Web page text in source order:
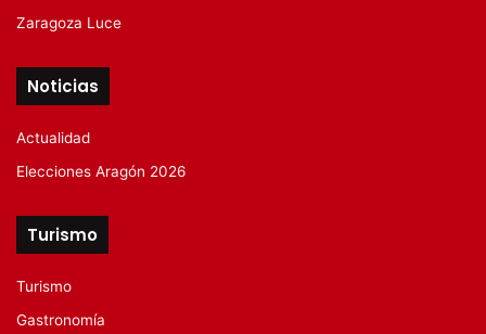
Zaragoza Luce
Noticias
Actualidad
Elecciones Aragón 2026
Turismo
Turismo
Gastronomía